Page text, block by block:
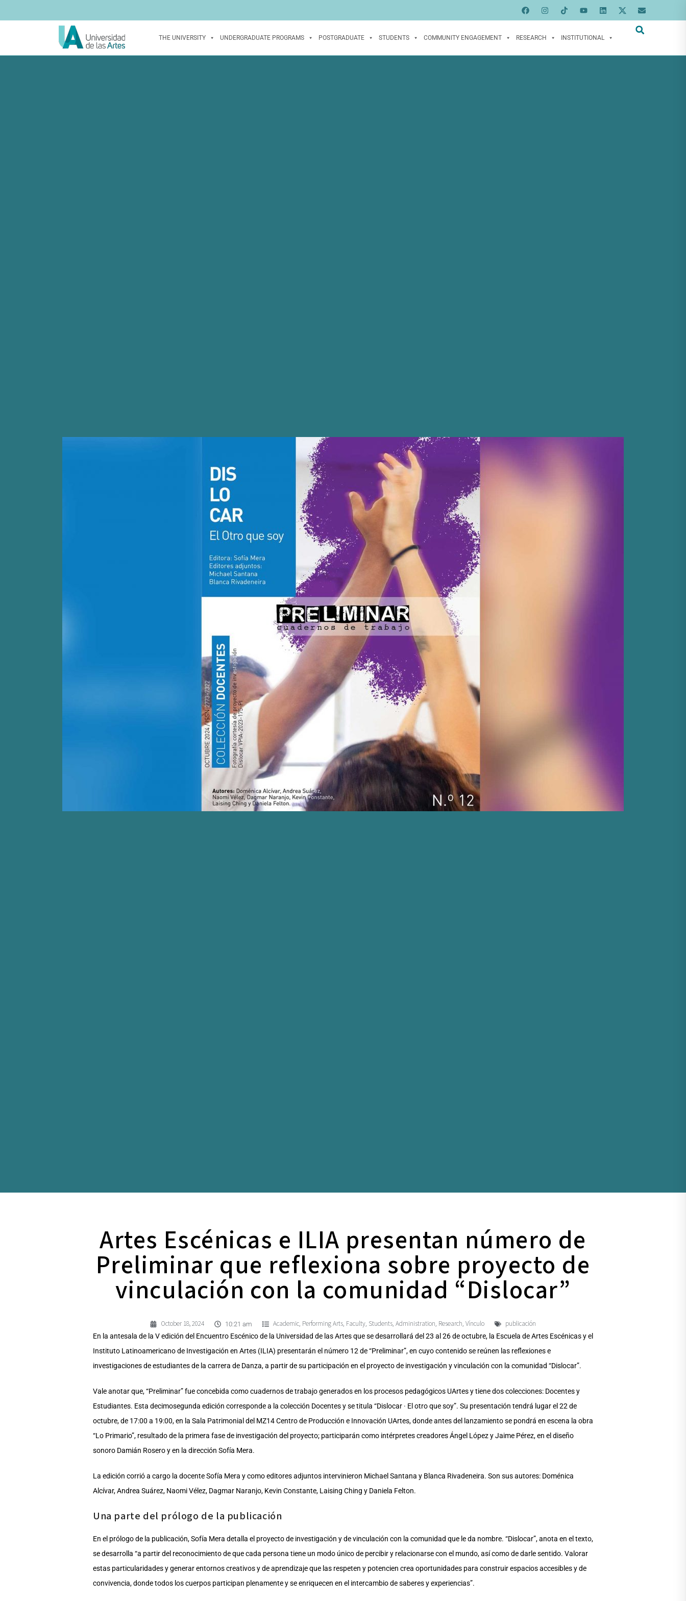
THE UNIVERSITY UNDERGRADUATE PROGRAMS POSTGRADUATE STUDENTS COMMUNITY ENGAGEMENT RESEARCH INSTITUTIONAL
Artes Escénicas e ILIA presentan número de
Preliminar que reflexiona sobre proyecto de
vinculación con la comunidad “Dislocar”
October 18, 2024 10:21 am Academic, Performing Arts, Faculty, Students, Administration, Research, Vínculo publicación
En la antesala de la V edición del Encuentro Escénico de la Universidad de las Artes que se desarrollará del 23 al 26 de octubre, la Escuela de Artes Escénicas y el
Instituto Latinoamericano de Investigación en Artes (ILIA) presentarán el número 12 de “Preliminar”, en cuyo contenido se reúnen las reflexiones e
investigaciones de estudiantes de la carrera de Danza, a partir de su participación en el proyecto de investigación y vinculación con la comunidad “Dislocar”.
Vale anotar que, “Preliminar” fue concebida como cuadernos de trabajo generados en los procesos pedagógicos UArtes y tiene dos colecciones: Docentes y
Estudiantes. Esta decimosegunda edición corresponde a la colección Docentes y se titula “Dislocar · El otro que soy”. Su presentación tendrá lugar el 22 de
octubre, de 17:00 a 19:00, en la Sala Patrimonial del MZ14 Centro de Producción e Innovación UArtes, donde antes del lanzamiento se pondrá en escena la obra
“Lo Primario”, resultado de la primera fase de investigación del proyecto; participarán como intérpretes creadores Ángel López y Jaime Pérez, en el diseño
sonoro Damián Rosero y en la dirección Sofía Mera.
La edición corrió a cargo la docente Sofía Mera y como editores adjuntos intervinieron Michael Santana y Blanca Rivadeneira. Son sus autores: Doménica
Alcívar, Andrea Suárez, Naomi Vélez, Dagmar Naranjo, Kevin Constante, Laising Ching y Daniela Felton.
Una parte del prólogo de la publicación
En el prólogo de la publicación, Sofía Mera detalla el proyecto de investigación y de vinculación con la comunidad que le da nombre. “Dislocar”, anota en el texto,
se desarrolla “a partir del reconocimiento de que cada persona tiene un modo único de percibir y relacionarse con el mundo, así como de darle sentido. Valorar
estas particularidades y generar entornos creativos y de aprendizaje que las respeten y potencien crea oportunidades para construir espacios accesibles y de
convivencia, donde todos los cuerpos participan plenamente y se enriquecen en el intercambio de saberes y experiencias”.